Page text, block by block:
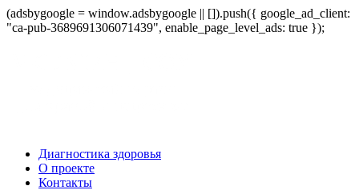
(adsbygoogle = window.adsbygoogle || []).push({ google_ad_client:
"ca-pub-3689691306071439", enable_page_level_ads: true });
Диагностика здоровья
О проекте
Контакты